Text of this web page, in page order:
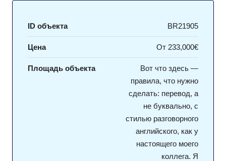
ID объекта BR21905
Цена От 233,000€
Площадь объекта
Вот что здесь —
правила, что нужно
сделать: перевод, а
не буквально, с
стилью разговорного
английского, как у
настоящего моего
коллега. Я